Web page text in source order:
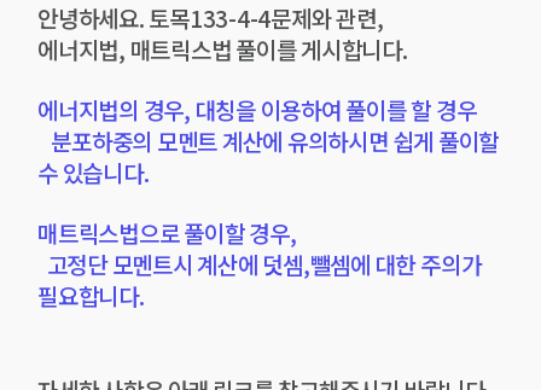
안녕하세요. 토목133-4-4문제와 관련,
에너지법, 매트릭스법 풀이를 게시합니다.
에너지법의 경우, 대칭을 이용하여 풀이를 할 경우
분포하중의 모멘트 계산에 유의하시면 쉽게 풀이할
수 있습니다.
매트릭스법으로 풀이할 경우,
고정단 모멘트시 계산에 덧셈,뺄셈에 대한 주의가
필요합니다.